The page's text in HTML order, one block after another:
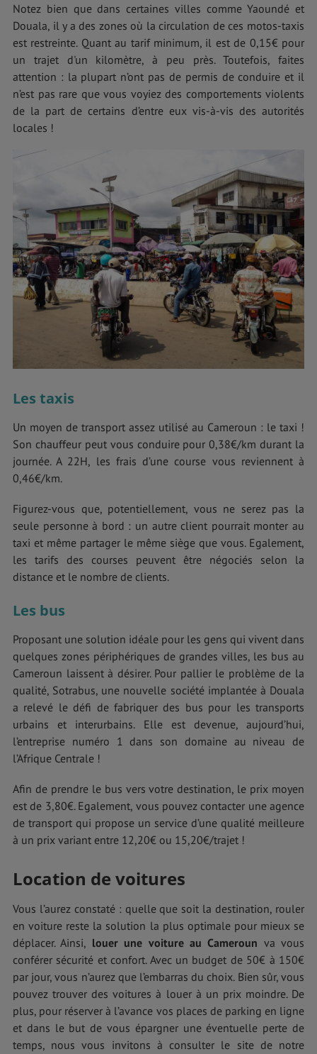
Notez bien que dans certaines villes comme Yaoundé et
Douala, il y a des zones où la circulation de ces motos-taxis
est restreinte. Quant au tarif minimum, il est de 0,15€ pour
un trajet d'un kilomètre, à peu près. Toutefois, faites
attention : la plupart n’ont pas de permis de conduire et il
n’est pas rare que vous voyiez des comportements violents
de la part de certains d’entre eux vis-à-vis des autorités
locales !
Les taxis
Un moyen de transport assez utilisé au Cameroun : le taxi !
Son chauffeur peut vous conduire pour 0,38€/km durant la
journée. A 22H, les frais d’une course vous reviennent à
0,46€/km.
Figurez-vous que, potentiellement, vous ne serez pas la
seule personne à bord : un autre client pourrait monter au
taxi et même partager le même siège que vous. Egalement,
les tarifs des courses peuvent être négociés selon la
distance et le nombre de clients.
Les bus
Proposant une solution idéale pour les gens qui vivent dans
quelques zones périphériques de grandes villes, les bus au
Cameroun laissent à désirer. Pour pallier le problème de la
qualité, Sotrabus, une nouvelle société implantée à Douala
a relevé le défi de fabriquer des bus pour les transports
urbains et interurbains. Elle est devenue, aujourd’hui,
l’entreprise numéro 1 dans son domaine au niveau de
l’Afrique Centrale !
Afin de prendre le bus vers votre destination, le prix moyen
est de 3,80€. Egalement, vous pouvez contacter une agence
de transport qui propose un service d’une qualité meilleure
à un prix variant entre 12,20€ ou 15,20€/trajet !
Location de voitures
Vous l’aurez constaté : quelle que soit la destination, rouler
en voiture reste la solution la plus optimale pour mieux se
déplacer. Ainsi, louer une voiture au Cameroun va vous
conférer sécurité et confort. Avec un budget de 50€ à 150€
par jour, vous n’aurez que l’embarras du choix. Bien sûr, vous
pouvez trouver des voitures à louer à un prix moindre. De
plus, pour réserver à l’avance vos places de parking en ligne
et dans le but de vous épargner une éventuelle perte de
temps, nous vous invitons à consulter le site de notre